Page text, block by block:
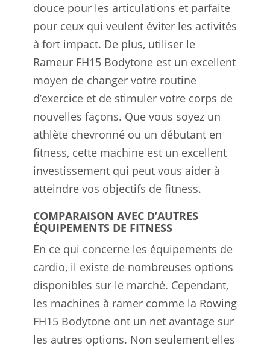
douce pour les articulations et parfaite
pour ceux qui veulent éviter les activités
à fort impact. De plus, utiliser le
Rameur FH15 Bodytone est un excellent
moyen de changer votre routine
d’exercice et de stimuler votre corps de
nouvelles façons. Que vous soyez un
athlète chevronné ou un débutant en
fitness, cette machine est un excellent
investissement qui peut vous aider à
atteindre vos objectifs de fitness.
COMPARAISON AVEC D’AUTRES
ÉQUIPEMENTS DE FITNESS
En ce qui concerne les équipements de
cardio, il existe de nombreuses options
disponibles sur le marché. Cependant,
les machines à ramer comme la Rowing
FH15 Bodytone ont un net avantage sur
les autres options. Non seulement elles